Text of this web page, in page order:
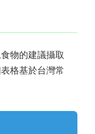
物的建議攝取
格基於台灣常